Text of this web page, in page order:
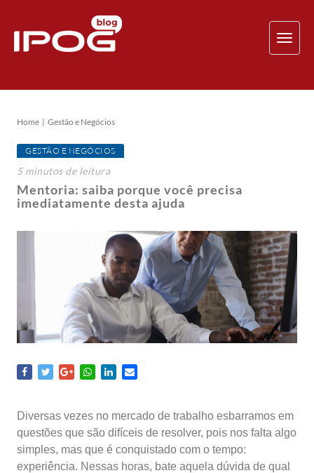
Home Gestão e Negócios
GESTÃO E NEGÓCIOS
5 minutosde leitura
Mentoria: saiba porque você precisa
imediatamente desta ajuda
Diversas vezes no mercado de trabalho esbarramos em
questões que são difíceis de resolver, pois nos falta algo
simples, mas que é conquistado com o tempo:
experiência. Nessas horas, bate aquela dúvida de qual